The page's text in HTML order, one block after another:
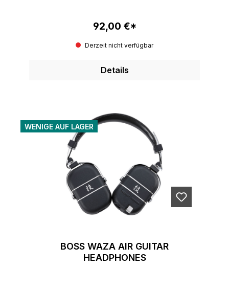
Regulärer Preis:
92,00 €*
Derzeit nicht verfügbar
Details
WENIGE AUF LAGER
BOSS WAZA AIR GUITAR
HEADPHONES